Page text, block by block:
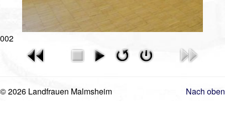
002
Nach oben
© 2026 Landfrauen Malmsheim